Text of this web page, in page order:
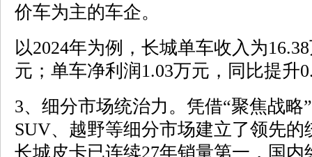
价车为主的车企。
以2024年为例，长城单车收入为
元；单车净利润1.03万元，同比提升
3、细分市场统治力。凭借“聚焦战略
SUV、越野等细分市场建立了领先的
长城皮卡已连续27年销量第一，国内